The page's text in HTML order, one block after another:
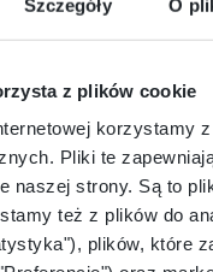
Szczegóły O
z plików cookie
korzystamy z
Pliki te
naszej strony. Są to
też z plików do
plików, które